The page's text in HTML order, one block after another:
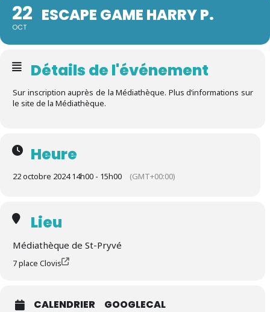
22
OCT
ESCAPE GAME HARRY P.
Détails de l'événement
Sur inscription auprès de la Médiathèque. Plus d’informations sur
le site de la Médiathèque.
Heure
22 octobre 2024 14h00 - 15h00 (GMT+00:00)
Lieu
Médiathèque de St-Pryvé
7 place Clovis
CALENDRIER GOOGLECAL